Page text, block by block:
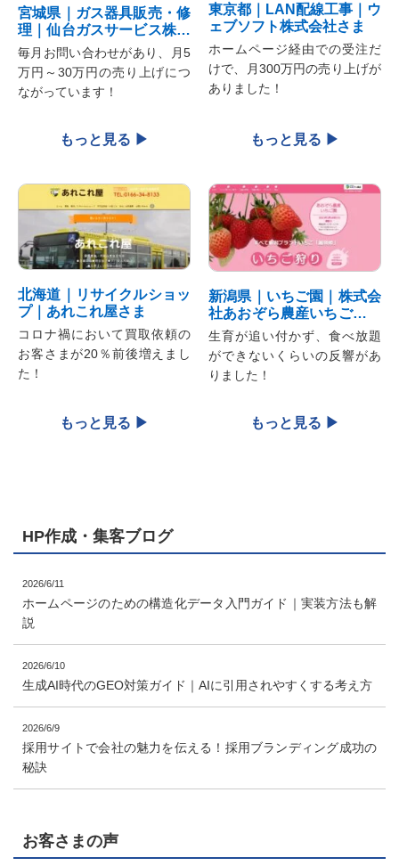
宮城県｜ガス器具販売・修
理｜仙台ガスサービス株式
会社さま
毎月お問い合わせがあり、月5
万円～30万円の売り上げにつ
ながっています！
東京都｜LAN配線工事｜ウ
ェブソフト株式会社さま
ホームページ経由での受注だ
けで、月300万円の売り上げが
ありました！
北海道｜リサイクルショッ
プ｜あれこれ屋さま
コロナ禍において買取依頼の
お客さまが20％前後増えまし
た！
新潟県｜いちご園｜株式会
社あおぞら農産いちご園さ
ま
生育が追い付かず、食べ放題
ができないくらいの反響があ
りました！
HP作成・集客ブログ
2026/6/11
ホームページのための構造化データ入門ガイド｜実装方法も解
説
2026/6/10
生成AI時代のGEO対策ガイド｜AIに引用されやすくする考え方
2026/6/9
採用サイトで会社の魅力を伝える！採用ブランディング成功の
秘訣
お客さまの声